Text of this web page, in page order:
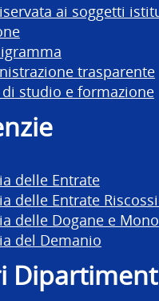
ai soggetti
trasparente
di studio e formazione
delle Entrate
delle Entrate
delle Dogane e
del Demanio